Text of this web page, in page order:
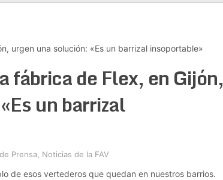
urgen una solución: «Es un barrizal insoportable»
fábrica de Flex, en Gijón,
un barrizal
Prensa Noticias de la FAV
de esos vertederos que quedan en nuestros barrios.